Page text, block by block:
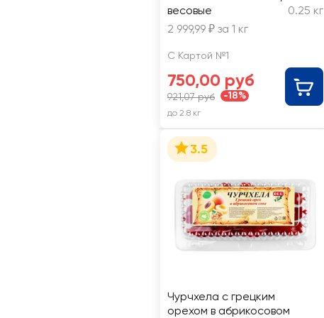
весовые
0.25 кг
2 999,99 ₽ за 1 кг
С Картой №1
750,00 руб
921,07 руб -18%
до 2.8 кг
3.5
Чурчхела с грецким
орехом в абрикосовом